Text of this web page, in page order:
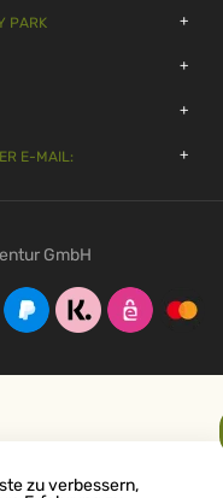
PARK
E-MAIL:
GmbH
zu verbessern,